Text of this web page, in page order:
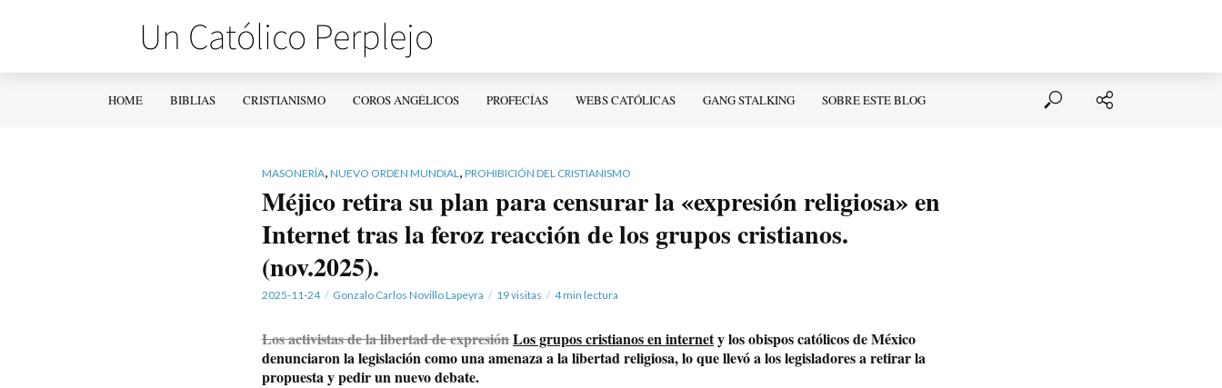
HOME BIBLIAS CRISTIANISMO COROS ANGÉLICOS PROFECÍAS WEBS CATÓLICAS GANG STALKING SOBRE ESTE BLOG
MASONERÍA, NUEVO ORDEN MUNDIAL, PROHIBICIÓN DEL CRISTIANISMO
Méjico retira su plan para censurar la «expresión religiosa» en
Internet tras la feroz reacción de los grupos cristianos.
(nov.2025).
2025-11-24 Gonzalo Carlos Novillo Lapeyra 19 visitas 4 min lectura
Los activistas de la libertad de expresiónLos grupos cristianos en internety los obispos católicos de México
denunciaron la legislación como una amenaza a la libertad religiosa, lo que llevó a los legisladores a retirar la
propuesta y pedir un nuevo debate.